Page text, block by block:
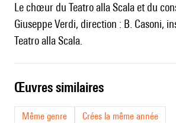
le chœur du Teatro alla Scala et du conservatoire
Giuseppe Verdi, direction : B. Casoni,
Teatro alla Scala.
œuvres similaires
Même genre
Crées la même année